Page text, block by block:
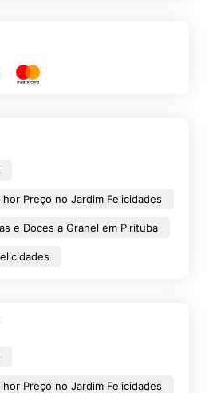
Preço no Jardim Felicidades
e Doces a Granel em Pirituba
Preço no Jardim Felicidades